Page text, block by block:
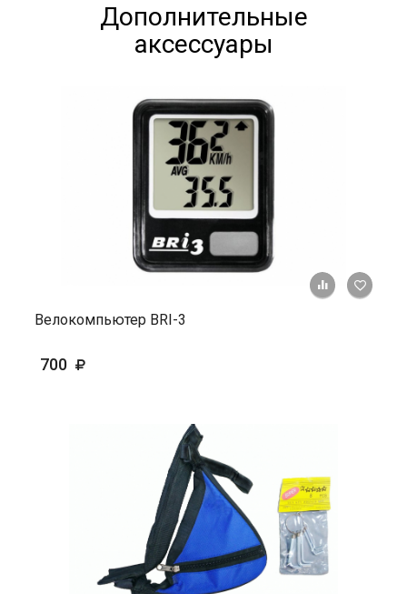
Дополнительные
аксессуары
+ К
Велокомпьютер BRI-3
700